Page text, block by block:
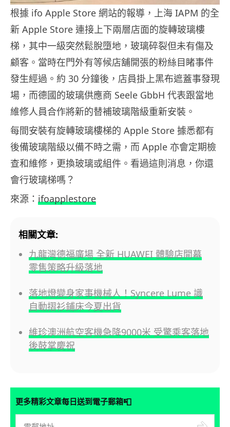
根據 ifo Apple Store 網站的報導，上海 IAPM 的全
新 Apple Store 連接上下兩層店面的旋轉玻璃樓
梯，其中一級突然鬆脫墮地，玻璃碎裂但未有傷及
顧客。當時在門外有等候店舖開張的粉絲目睹事件
發生經過。約 30 分鐘後，店員掛上黑布遮蓋事發現
場，而德國的玻璃供應商 Seele GbbH 代表跟當地
維修人員合作將新的替補玻璃階級重新安裝。
每間安裝有旋轉玻璃樓梯的 Apple Store 據悉都有
後備玻璃階級以備不時之需，而 Apple 亦會定期檢
查和維修，更換玻璃或組件。看過這則消息，你還
會行玻璃梯嗎？
來源： ifoapplestore
相關文章:
九龍灣德福廣場 全新 HUAWEI 體驗店開幕
零售策略升級落地
落地燈變身家事機械人！Syncere Lume 識
自動摺衫鋪床今夏出貨
維珍澳洲航空客機急降9000米 受驚乘客落地
後鼓掌慶祝
更多精彩文章每日送到電子郵箱📮